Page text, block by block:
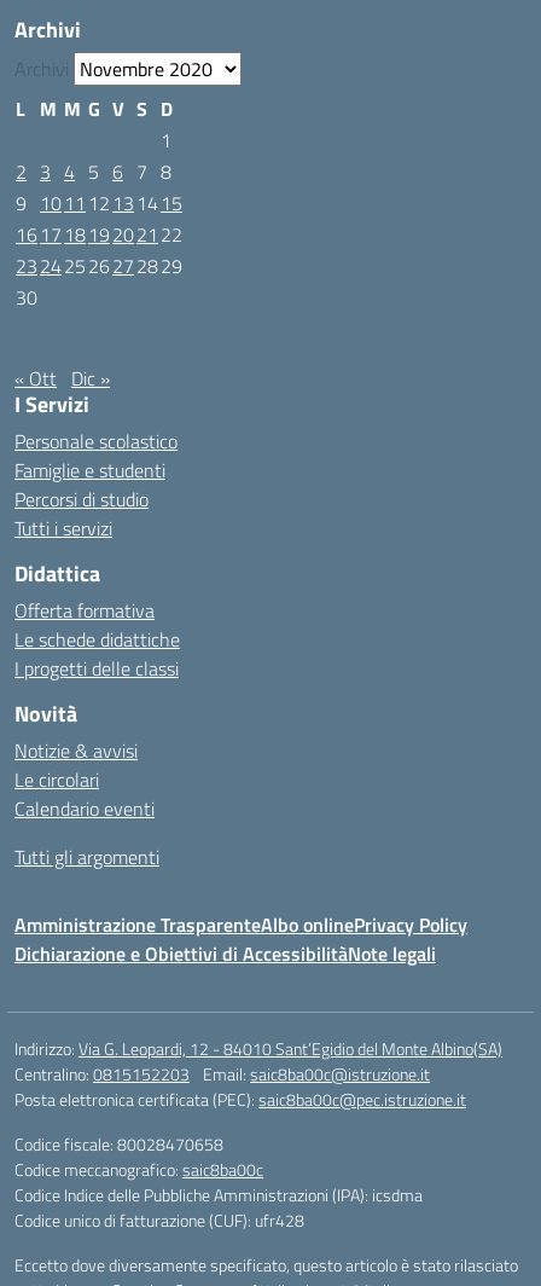
Archivi
Archivi
L M M G V S D
1
2 3 4 5 6 7 8
9 1011 12 13 1415
1617 18192021 22
23242526272829
30
« Ott Dic »
I Servizi
Personale scolastico
Famiglie e studenti
Percorsi di studio
Tutti i servizi
Didattica
Offerta formativa
Le schede didattiche
I progetti delle classi
Novità
Notizie & avvisi
Le circolari
Calendario eventi
Tutti gli argomenti
Amministrazione TrasparenteAlbo onlinePrivacy Policy
Dichiarazione e Obiettivi di AccessibilitàNote legali
Indirizzo:Via G. Leopardi, 12 - 84010 Sant’Egidio del Monte Albino(SA)
Centralino:0815152203 Email:saic8ba00c@istruzione.it
Posta elettronica certificata (PEC):saic8ba00c@pec.istruzione.it
Codice fiscale: 80028470658
Codice meccanografico:saic8ba00c
Codice Indice delle Pubbliche Amministrazioni (IPA): icsdma
Codice unico di fatturazione (CUF): ufr428
Eccetto dove diversamente specificato, questo articolo è stato rilasciato